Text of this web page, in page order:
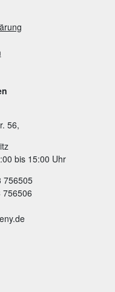
56,
bis 15:00 Uhr
756505
756506